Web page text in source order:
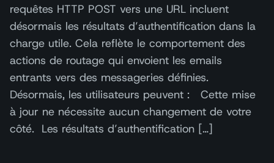
requêtes HTTP POST vers une URL incluent
désormais les résultats d’authentification dans la
charge utile. Cela reflète le comportement des
actions de routage qui envoient les emails
entrants vers des messageries définies.
Désormais, les utilisateurs peuvent : Cette mise
à jour ne nécessite aucun changement de votre
côté. Les résultats d’authentification […]